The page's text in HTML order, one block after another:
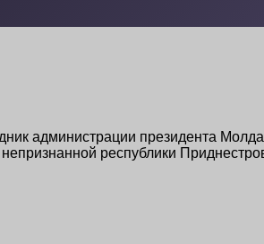
администрации президента
республики